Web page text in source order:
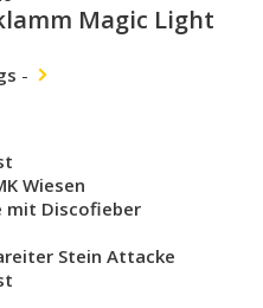
Magic Light
-
Wiesen
mit Discofieber
Stein Attacke